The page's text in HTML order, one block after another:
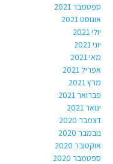
ספטמבר 2021
אוגוסט 2021
יולי 2021
יוני 2021
מאי 2021
אפריל 2021
מרץ 2021
פברואר 2021
ינואר 2021
דצמבר 2020
נובמבר 2020
אוקטובר 2020
ספטמבר 2020